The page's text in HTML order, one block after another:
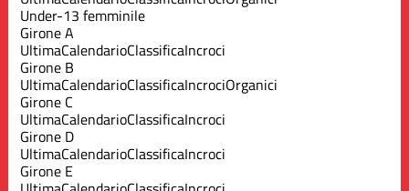
Under-13 femminile
Girone A
UltimaCalendarioClassificaIncroci
Girone B
UltimaCalendarioClassificaIncrociOrganici
Girone C
UltimaCalendarioClassificaIncroci
Girone D
UltimaCalendarioClassificaIncroci
Girone E